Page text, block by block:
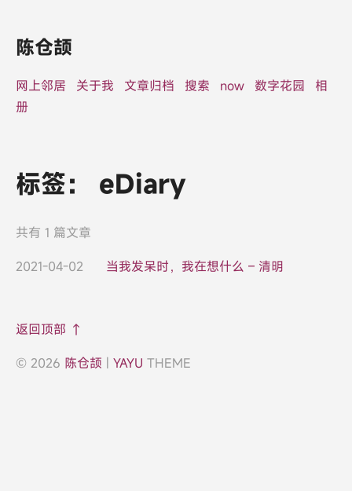
陈仓颉
网上邻居 关于我 文章归档 搜索 now 数字花园
相
册
标签： eDiary
共有 1 篇文章
2021-04-02
当我发呆时，我在想什么 – 清明
返回顶部 ↑
© 2026 陈仓颉 | YAYU THEME